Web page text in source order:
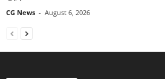
CG News - August 6, 2026